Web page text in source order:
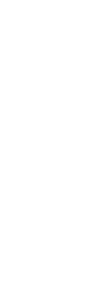
per scopi
per scopi diversi
nel CLS o
per i
accessibili a,
non familiari
con l’Utente e i
accessibili
che non
della Piccola
contenuto con
elevato di
l’invio
di destinatari
persone
affittare,